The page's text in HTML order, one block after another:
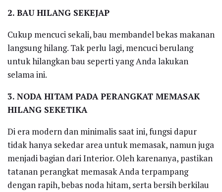
2. BAU HILANG SEKEJAP
Cukup mencuci sekali, bau membandel bekas makanan
langsung hilang. Tak perlu lagi, mencuci berulang
untuk hilangkan bau seperti yang Anda lakukan
selama ini.
3. NODA HITAM PADA PERANGKAT MEMASAK
HILANG SEKETIKA
Di era modern dan minimalis saat ini, fungsi dapur
tidak hanya sekedar area untuk memasak, namun juga
menjadi bagian dari Interior. Oleh karenanya, pastikan
tatanan perangkat memasak Anda terpampang
dengan rapih, bebas noda hitam, serta bersih berkilau